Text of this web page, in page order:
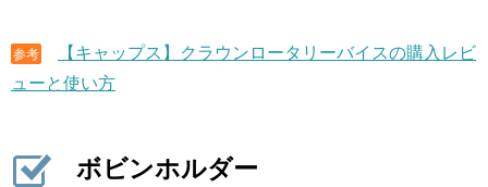
参考
【キャップス】クラウンロータリーバイスの購入レビ
ューと使い方
ボビンホルダー